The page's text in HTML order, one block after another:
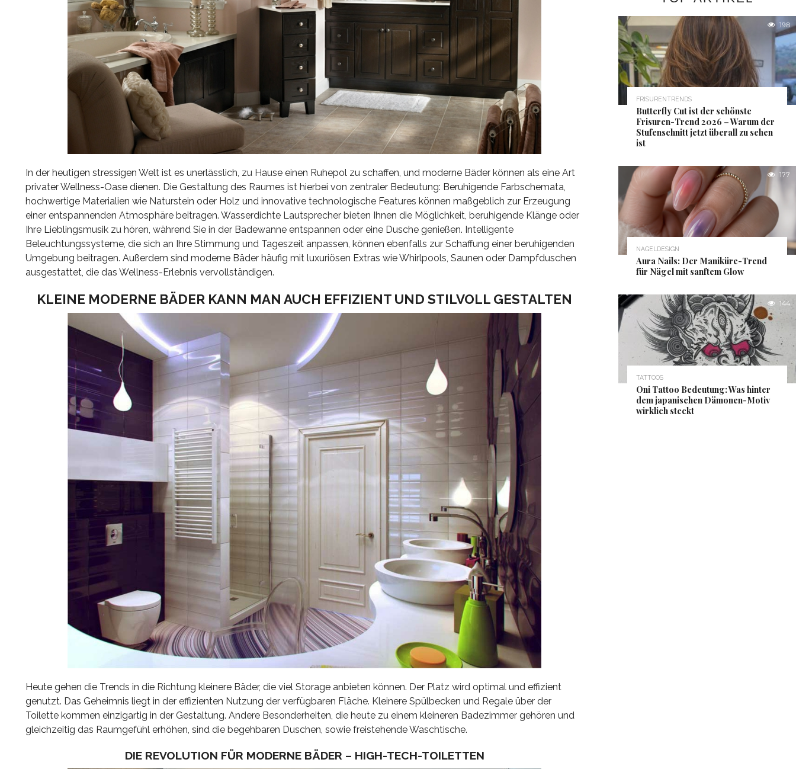
In der heutigen stressigen Welt ist es unerlässlich, zu Hause einen Ruhepol zu schaffen, und moderne Bäder können als eine Art
privater Wellness-Oase dienen. Die Gestaltung des Raumes ist hierbei von zentraler Bedeutung: Beruhigende Farbschemata,
hochwertige Materialien wie Naturstein oder Holz und innovative technologische Features können maßgeblich zur Erzeugung
einer entspannenden Atmosphäre beitragen. Wasserdichte Lautsprecher bieten Ihnen die Möglichkeit, beruhigende Klänge oder
Ihre Lieblingsmusik zu hören, während Sie in der Badewanne entspannen oder eine Dusche genießen. Intelligente
Beleuchtungssysteme, die sich an Ihre Stimmung und Tageszeit anpassen, können ebenfalls zur Schaffung einer beruhigenden
Umgebung beitragen. Außerdem sind moderne Bäder häufig mit luxuriösen Extras wie Whirlpools, Saunen oder Dampfduschen
ausgestattet, die das Wellness-Erlebnis vervollständigen.
KLEINE MODERNE BÄDER KANN MAN AUCH EFFIZIENT UND STILVOLL GESTALTEN
Heute gehen die Trends in die Richtung kleinere Bäder, die viel Storage anbieten können. Der Platz wird optimal und effizient
genutzt. Das Geheimnis liegt in der effizienten Nutzung der verfügbaren Fläche. Kleinere Spülbecken und Regale über der
Toilette kommen einzigartig in der Gestaltung. Andere Besonderheiten, die heute zu einem kleineren Badezimmer gehören und
gleichzeitig das Raumgefühl erhöhen, sind die begehbaren Duschen, sowie freistehende Waschtische.
DIE REVOLUTION FÜR MODERNE BÄDER – HIGH-TECH-TOILETTEN
198
FRISURENTRENDS
Butterfly Cut ist der schönste
Frisuren-Trend 2026 – Warum der
Stufenschnitt jetzt überall zu sehen
ist
177
NAGELDESIGN
Aura Nails: Der Maniküre-Trend
für Nägel mit sanftem Glow
144
TATTOOS
Oni Tattoo Bedeutung: Was hinter
dem japanischen Dämonen-Motiv
wirklich steckt